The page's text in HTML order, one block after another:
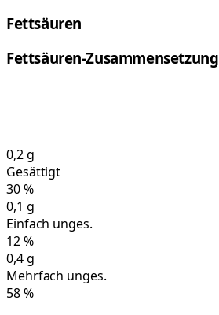
Fettsäuren
Fettsäuren-Zusammensetzung
0,2g
Gesättigt
30%
0,1 g
Einfach unges.
12%
0,4g
Mehrfach unges.
58%